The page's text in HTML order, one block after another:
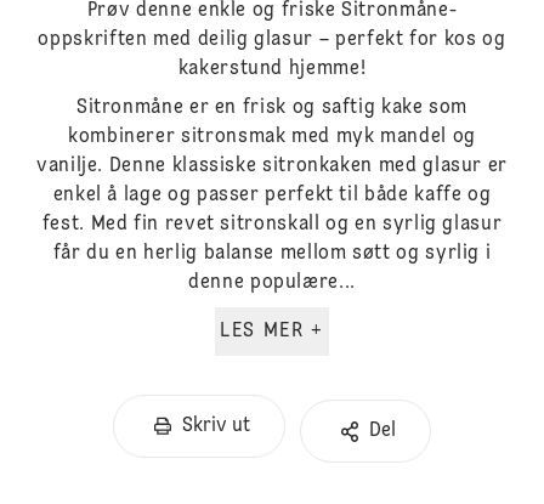
Prøv denne enkle og friske Sitronmåne-
oppskriften med deilig glasur – perfekt for kos og
kakerstund hjemme!
Sitronmåne er en frisk og saftig kake som
kombinerer sitronsmak med myk mandel og
vanilje. Denne klassiske sitronkaken med glasur er
enkel å lage og passer perfekt til både kaffe og
fest. Med fin revet sitronskall og en syrlig glasur
får du en herlig balanse mellom søtt og syrlig i
denne populære...
LES MER +
Skriv ut Del